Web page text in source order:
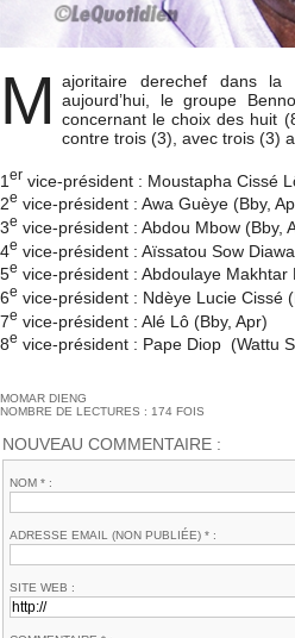
M
ajoritaire derechef dans la
aujourd’hui, le groupe
concernant le choix des huit
contre trois (3), avec trois (3)
1 er vice-président : Moustapha Cissé
2e vice-président : Awa Guèye (Bby,
3e vice-président : Abdou Mbow (Bby,
4e vice-président : Aïssatou Sow
5e vice-président : Abdoulaye Makhtar
6e vice-président : Ndèye Lucie Cissé
7e vice-président : Alé Lô (Bby, Apr)
8e vice-président : Pape Diop (Wattu
MOMAR DIENG
NOMBRE DE LECTURES : 174 FOIS
NOUVEAU COMMENTAIRE :
NOM * :
ADRESSE EMAIL (NON PUBLIÉE) * :
SITE WEB :